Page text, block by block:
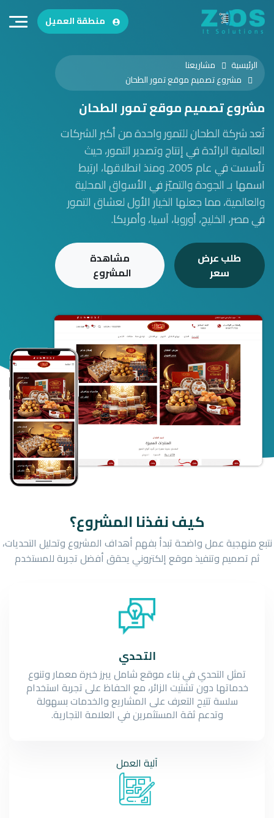
منطقة العميل
الرئيسية
مشاريعنا
مشروع تصميم موقع تمور الطحان
مشروع تصميم موقع تمور الطحان
تُعد شركة الطحان للتمور واحدة من أكبر الشركات
العالمية الرائدة في إنتاج وتصدير التمور، حيث
تأسست في عام 2005. ومنذ انطلاقها، ارتبط
اسمها بـ الجودة والتميّز في الأسواق المحلية
والعالمية، مما جعلها الخيار الأول لعشاق التمور
في مصر، الخليج، أوروبا، آسيا، وأمريكا.
طلب عرض
سعر
مشاهدة
المشروع
كيف نفذنا المشروع؟
نتبع منهجية عمل واضحة تبدأ بفهم أهداف المشروع وتحليل التحديات،
ثم تصميم وتنفيذ موقع إلكتروني يحقق أفضل تجربة للمستخدم
التحدي
تمثل التحدي في بناء موقع شامل يبرز خبرة معمار وتنوع
خدماتها دون تشتيت الزائر، مع الحفاظ على تجربة استخدام
سلسة تتيح التعرف على المشاريع والخدمات بسهولة
وتدعم ثقة المستثمرين في العلامة التجارية.
آلية العمل